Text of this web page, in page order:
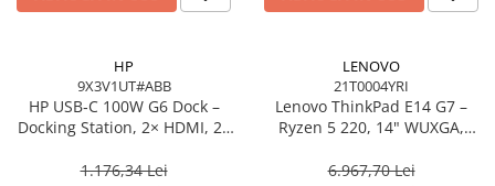
HP
9X3V1UT#ABB
HP USB‑C 100W G6 Dock –
Docking Station, 2× HDMI, 2×
(EU)
1.176,34 Lei
LENOVO
21T0004YRI
Lenovo ThinkPad E14 G7 –
Ryzen 5 220, 14" WUXGA,
On‑Site
6.967,70 Lei